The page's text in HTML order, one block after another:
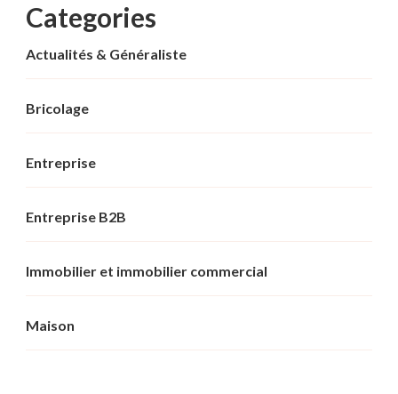
Categories
Actualités & Généraliste
Bricolage
Entreprise
Entreprise B2B
Immobilier et immobilier commercial
Maison